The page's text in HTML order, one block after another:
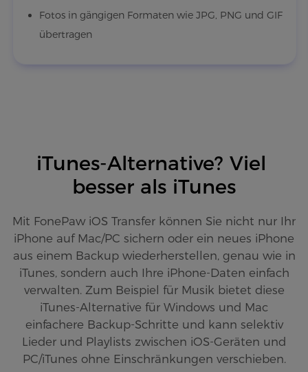
Fotos in gängigen Formaten wie JPG, PNG und GIF
übertragen
iTunes-Alternative? Viel
besser als iTunes
Mit FonePaw iOS Transfer können Sie nicht nur Ihr
iPhone auf Mac/PC sichern oder ein neues iPhone
aus einem Backup wiederherstellen, genau wie in
iTunes, sondern auch Ihre iPhone-Daten einfach
verwalten. Zum Beispiel für Musik bietet diese
iTunes-Alternative für Windows und Mac
einfachere Backup-Schritte und kann selektiv
Lieder und Playlists zwischen iOS-Geräten und
PC/iTunes ohne Einschränkungen verschieben.